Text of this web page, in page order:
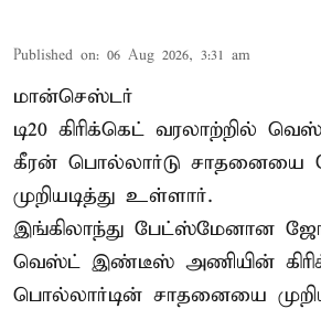
Published on: 06 Aug 2026, 3:31 am
மான்செஸ்டர்
டி20 கிரிக்கெட் வரலாற்றில்
கீரன் பொல்லார்டு
முறியடித்து உள்ளார்.
இங்கிலாந்து பேட்ஸ்மேனான
வெஸ்ட் இண்டீஸ் அணியின்
பொல்லார்டின் சாதனையை